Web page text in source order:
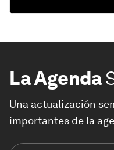
La Agenda
Una actualización
importantes de la